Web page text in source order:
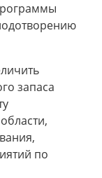
запаса
по